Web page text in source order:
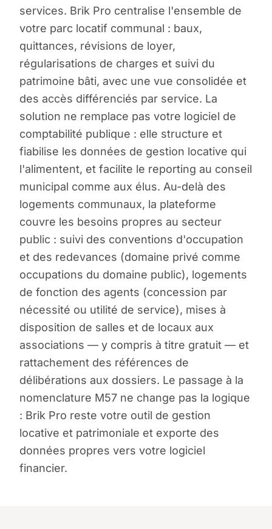
services. Brik Pro centralise l'ensemble de
votre parc locatif communal : baux,
quittances, révisions de loyer,
régularisations de charges et suivi du
patrimoine bâti, avec une vue consolidée et
des accès différenciés par service. La
solution ne remplace pas votre logiciel de
comptabilité publique : elle structure et
fiabilise les données de gestion locative qui
l'alimentent, et facilite le reporting au conseil
municipal comme aux élus. Au-delà des
logements communaux, la plateforme
couvre les besoins propres au secteur
public : suivi des conventions d'occupation
et des redevances (domaine privé comme
occupations du domaine public), logements
de fonction des agents (concession par
nécessité ou utilité de service), mises à
disposition de salles et de locaux aux
associations — y compris à titre gratuit — et
rattachement des références de
délibérations aux dossiers. Le passage à la
nomenclature M57 ne change pas la logique
: Brik Pro reste votre outil de gestion
locative et patrimoniale et exporte des
données propres vers votre logiciel
financier.